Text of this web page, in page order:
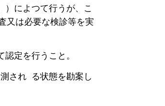
によつて行うが、こ
又は必要な検診等を実
定を行うこと。
され る状態を勘案し